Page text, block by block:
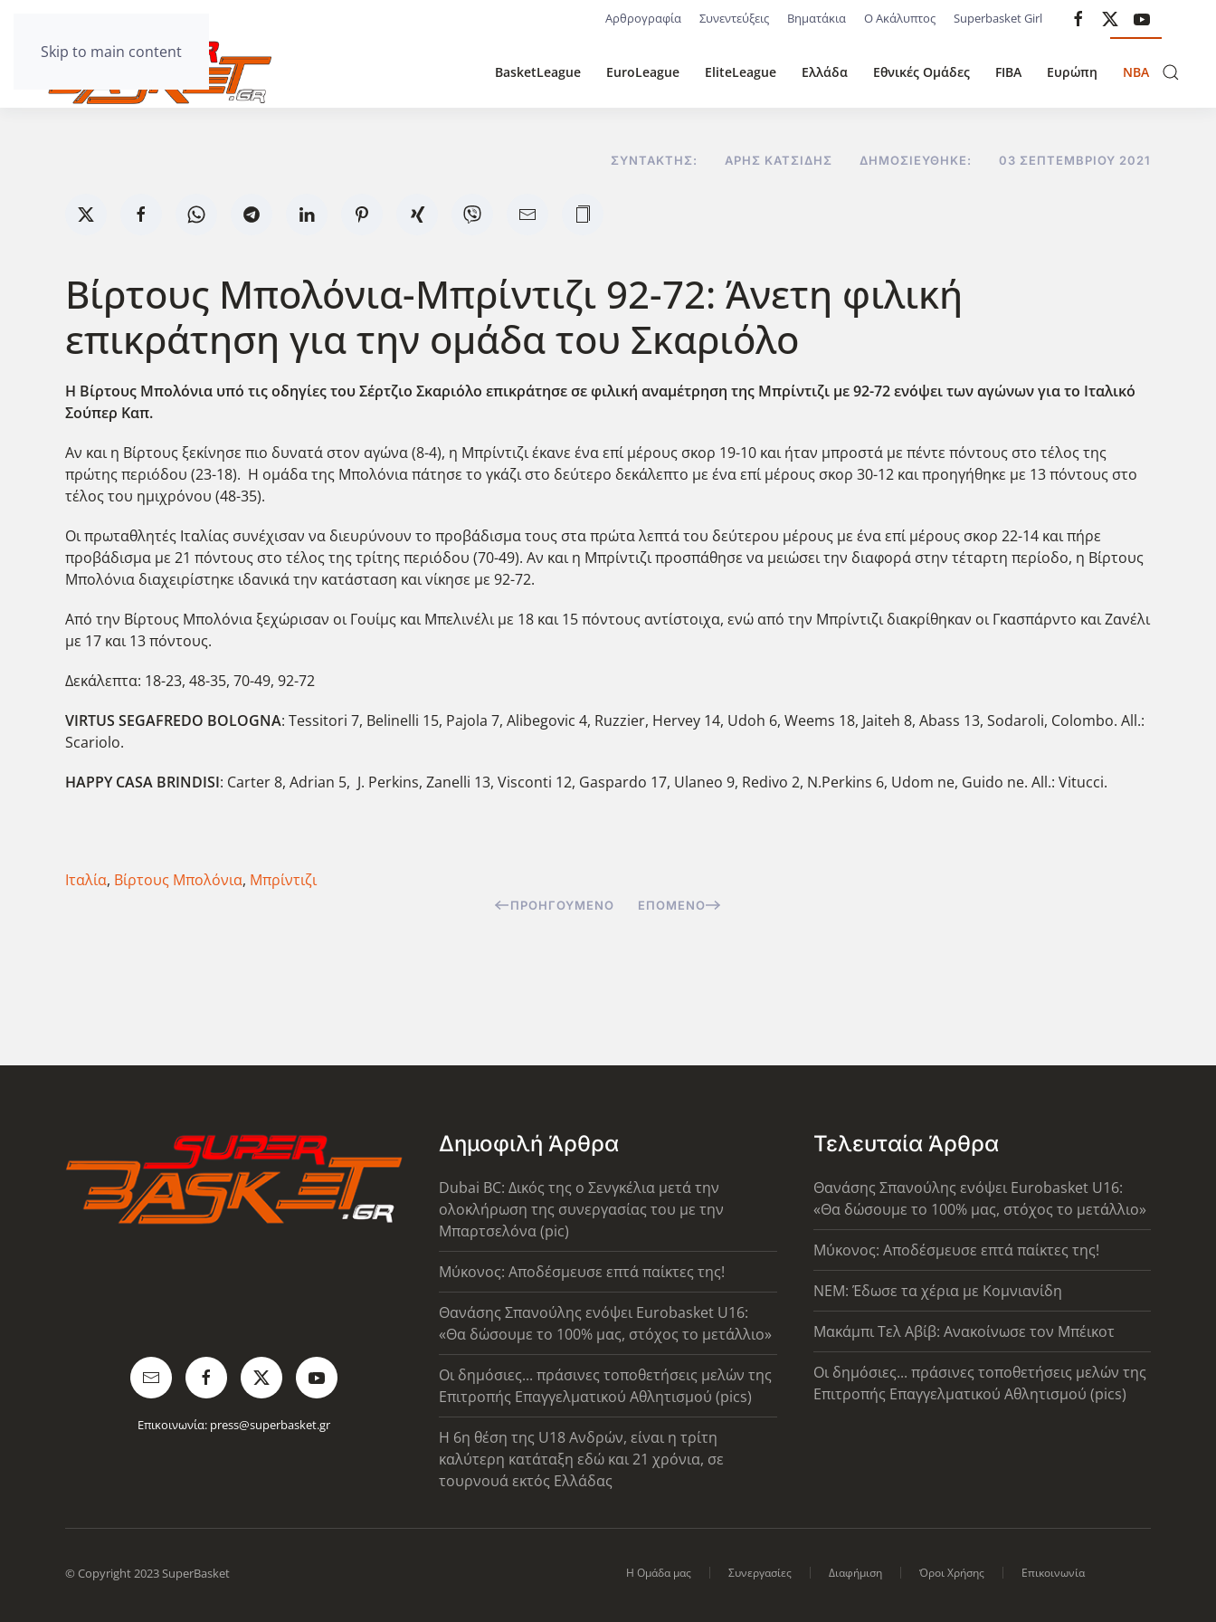
Skip to main content
Αρθρογραφία Συνεντεύξεις Βηματάκια Ο Ακάλυπτος Superbasket Girl
BasketLeague EuroLeague EliteLeague Ελλάδα Εθνικές Ομάδες FIBA Ευρώπη NBA
ΣΥΝΤΆΚΤΗΣ: ΆΡΗΣ ΚΑΤΣΊΔΗΣ ΔΗΜΟΣΙΕΎΘΗΚΕ: 03 ΣΕΠΤΕΜΒΡΊΟΥ 2021
Βίρτους Μπολόνια-Μπρίντιζι 92-72: Άνετη φιλική
επικράτηση για την ομάδα του Σκαριόλο
Η Βίρτους Μπολόνια υπό τις οδηγίες του Σέρτζιο Σκαριόλο επικράτησε σε φιλική αναμέτρηση της Μπρίντιζι με 92-72 ενόψει των αγώνων για το Ιταλικό
Σούπερ Καπ.
Αν και η Βίρτους ξεκίνησε πιο δυνατά στον αγώνα (8-4), η Μπρίντιζι έκανε ένα επί μέρους σκορ 19-10 και ήταν μπροστά με πέντε πόντους στο τέλος της
πρώτης περιόδου (23-18). Η ομάδα της Μπολόνια πάτησε το γκάζι στο δεύτερο δεκάλεπτο με ένα επί μέρους σκορ 30-12 και προηγήθηκε με 13 πόντους στο
τέλος του ημιχρόνου (48-35).
Οι πρωταθλητές Ιταλίας συνέχισαν να διευρύνουν το προβάδισμα τους στα πρώτα λεπτά του δεύτερου μέρους με ένα επί μέρους σκορ 22-14 και πήρε
προβάδισμα με 21 πόντους στο τέλος της τρίτης περιόδου (70-49). Αν και η Μπρίντιζι προσπάθησε να μειώσει την διαφορά στην τέταρτη περίοδο, η Βίρτους
Μπολόνια διαχειρίστηκε ιδανικά την κατάσταση και νίκησε με 92-72.
Aπό την Βίρτους Μπολόνια ξεχώρισαν οι Γουίμς και Μπελινέλι με 18 και 15 πόντους αντίστοιχα, ενώ από την Μπρίντιζι διακρίθηκαν οι Γκασπάρντο και Ζανέλι
με 17 και 13 πόντους.
Δεκάλεπτα: 18-23, 48-35, 70-49, 92-72
VIRTUS SEGAFREDO BOLOGNA: Tessitori 7, Belinelli 15, Pajola 7, Alibegovic 4, Ruzzier, Hervey 14, Udoh 6, Weems 18, Jaiteh 8, Abass 13, Sodaroli, Colombo. All.:
Scariolo.
HAPPY CASA BRINDISI: Carter 8, Adrian 5, J. Perkins, Zanelli 13, Visconti 12, Gaspardo 17, Ulaneo 9, Redivo 2, N.Perkins 6, Udom ne, Guido ne. All.: Vitucci.
Ιταλία, Βίρτους Μπολόνια, Μπρίντιζι
ΠΡΟΗΓΟΎΜΕΝΟ ΕΠΌΜΕΝΟ
Επικοινωνία: press@superbasket.gr
Δημοφιλή Άρθρα
Dubai BC: Δικός της ο Σενγκέλια μετά την
ολοκλήρωση της συνεργασίας του με την
Μπαρτσελόνα (pic)
Μύκονος: Αποδέσμευσε επτά παίκτες της!
Θανάσης Σπανούλης ενόψει Eurobasket U16:
«Θα δώσουμε το 100% μας, στόχος το μετάλλιο»
Οι δημόσιες... πράσινες τοποθετήσεις μελών της
Επιτροπής Επαγγελματικού Αθλητισμού (pics)
Η 6η θέση της U18 Ανδρών, είναι η τρίτη
καλύτερη κατάταξη εδώ και 21 χρόνια, σε
τουρνουά εκτός Ελλάδας
Τελευταία Άρθρα
Θανάσης Σπανούλης ενόψει Eurobasket U16:
«Θα δώσουμε το 100% μας, στόχος το μετάλλιο»
Μύκονος: Αποδέσμευσε επτά παίκτες της!
ΝΕΜ: Έδωσε τα χέρια με Κομνιανίδη
Μακάμπι Τελ Αβίβ: Ανακοίνωσε τον Μπέικοτ
Οι δημόσιες... πράσινες τοποθετήσεις μελών της
Επιτροπής Επαγγελματικού Αθλητισμού (pics)
© Copyright 2023 SuperBasket Η Ομάδα μας Συνεργασίες Διαφήμιση Όροι Χρήσης Επικοινωνία